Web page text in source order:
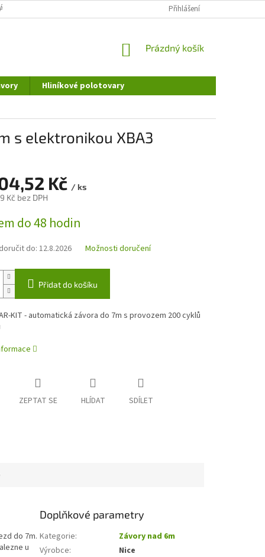
OSOBNÍCH ÚDAJŮ REKLAMAČNÍ ŘÁD
Přihlášení
NÁKUPNÍ
Prázdný košík
Hliníkové polotovary
s elektronikou XBA3
Kč / ks
Kč bez DPH
do 48 hodin
do: 12.8.2026 Možnosti doručení
Přidat do košíku
KIT - automatická závora do 7m s provozem 200 cyklů
ZEPTAT SE HLÍDAT SDÍLET
do 7m.
u
Doplňkové parametry
Kategorie:
Závory nad 6m
Výrobce:
Nice